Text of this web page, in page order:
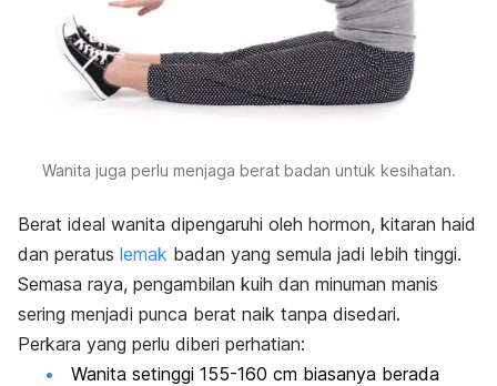
Wanita juga perlu menjaga berat badan untuk kesihatan.
Berat ideal wanita dipengaruhi oleh hormon, kitaran haid
dan peratus lemak badan yang semula jadi lebih tinggi.
Semasa raya, pengambilan kuih dan minuman manis
sering menjadi punca berat naik tanpa disedari.
Perkara yang perlu diberi perhatian:
Wanita setinggi 155-160 cm biasanya berada